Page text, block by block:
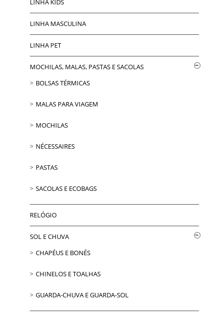
LINHA KIDS
LINHA MASCULINA
LINHA PET
MOCHILAS, MALAS, PASTAS E SACOLAS
BOLSAS TÉRMICAS
MALAS PARA VIAGEM
MOCHILAS
NÉCESSAIRES
PASTAS
SACOLAS E ECOBAGS
RELÓGIO
SOL E CHUVA
CHAPÉUS E BONÉS
CHINELOS E TOALHAS
GUARDA-CHUVA E GUARDA-SOL